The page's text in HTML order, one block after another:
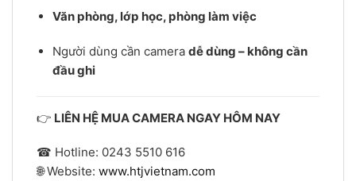
Văn phòng, lớp học, phòng làm việc
Người dùng cần camera dễ dùng – không cần
đầu ghi
👉 LIÊN HỆ MUA CAMERA NGAY HÔM NAY
☎ Hotline: 0243 5510 616
🌐 Website: www.htjvietnam.com